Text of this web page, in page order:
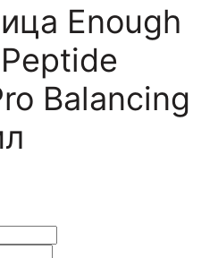
Enough
Balancing